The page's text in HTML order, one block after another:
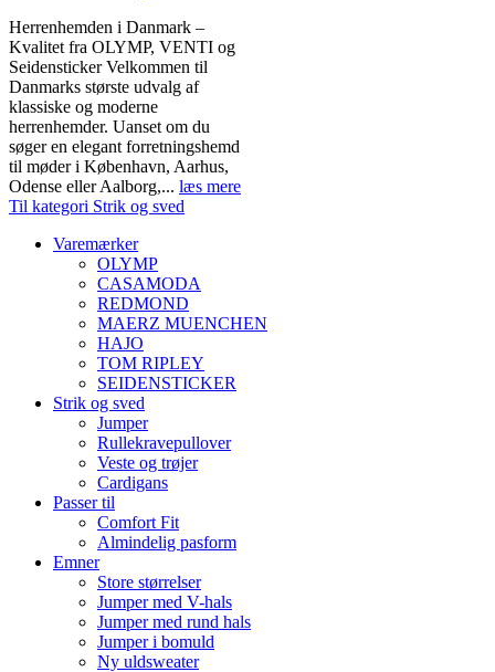
Herrenhemden i Danmark –
Kvalitet fra OLYMP, VENTI og
Seidensticker Velkommen til
Danmarks største udvalg af
klassiske og moderne
herrenhemder. Uanset om du
søger en elegant forretningshemd
til møder i København, Aarhus,
Odense eller Aalborg,... læs mere
Til kategori Strik og sved
Varemærker
OLYMP
CASAMODA
REDMOND
MAERZ MUENCHEN
HAJO
TOM RIPLEY
SEIDENSTICKER
Strik og sved
Jumper
Rullekravepullover
Veste og trøjer
Cardigans
Passer til
Comfort Fit
Almindelig pasform
Emner
Store størrelser
Jumper med V-hals
Jumper med rund hals
Jumper i bomuld
Ny uldsweater